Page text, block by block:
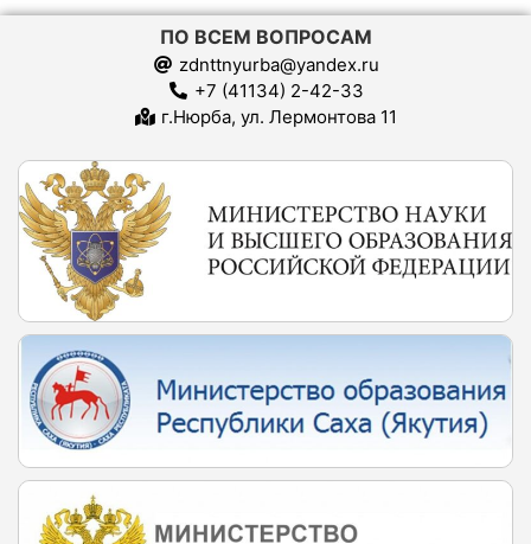
ПО ВСЕМ ВОПРОСАМ
zdnttnyurba@yandex.ru
+7 (41134) 2-42-33
г.Нюрба, ул. Лермонтова 11